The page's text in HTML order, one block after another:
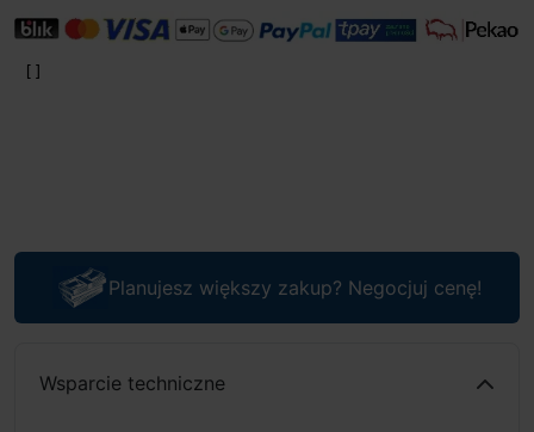
Planujesz większy zakup? Negocjuj cenę!
Wsparcie techniczne